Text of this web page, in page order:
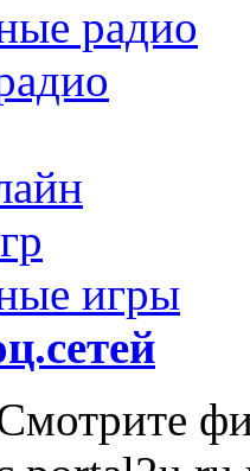
радио
игры